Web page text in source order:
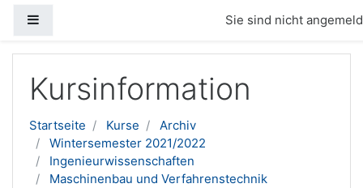
Sie sind nicht
Kursinformation
Startseite Kurse
Archiv
Wintersemester 2021/2022
Ingenieurwissenschaften
Maschinenbau und Verfahrenstechnik